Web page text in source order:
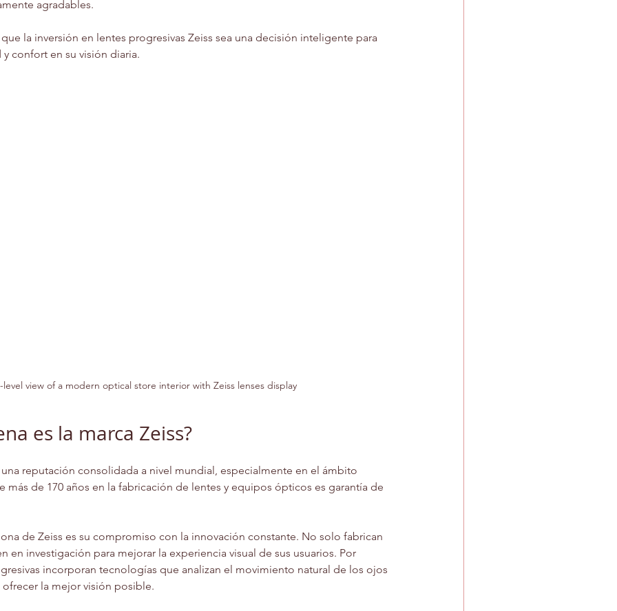
agradables.
la inversión en lentes progresivas Zeiss sea una decisión inteligente para
confort en su visión diaria.
level view of a modern optical store interior with Zeiss lenses display
es la marca Zeiss?
una reputación consolidada a nivel mundial, especialmente en el ámbito
más de 170 años en la fabricación de lentes y equipos ópticos es garantía de
de Zeiss es su compromiso con la innovación constante. No solo fabrican
en investigación para mejorar la experiencia visual de sus usuarios. Por
incorporan tecnologías que analizan el movimiento natural de los ojos
ofrecer la mejor visión posible.